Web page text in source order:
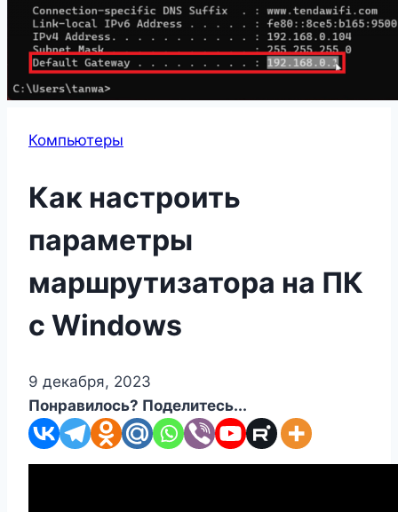
Компьютеры
Как настроить
параметры
маршрутизатора на ПК
с Windows
9 декабря, 2023
Понравилось? Поделитесь...